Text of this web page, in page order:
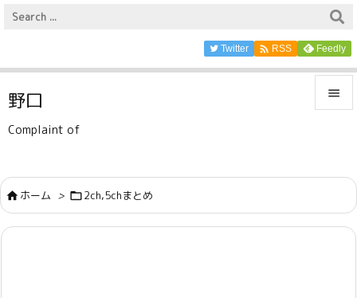

サイド

前へ
Twitter  RSS Feedly
野口
Complaint of
ホーム > 2ch,5chまとめ